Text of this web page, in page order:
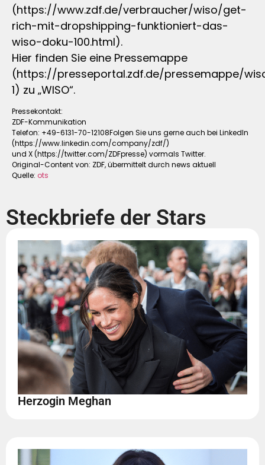
(https://www.zdf.de/verbraucher/wiso/get-
rich-mit-dropshipping-funktioniert-das-
wiso-doku-100.html).
Hier finden Sie eine Pressemappe
(https://presseportal.zdf.de/pressemappe/
1) zu „WISO“.
Pressekontakt:
ZDF-Kommunikation
Telefon: +49-6131-70-12108Folgen Sie uns gerne auch bei LinkedIn
(https://www.linkedin.com/company/zdf/)
und X (https://twitter.com/ZDFpresse) vormals Twitter.
Original-Content von: ZDF, übermittelt durch news aktuell
Quelle: ots
Steckbriefe der Stars
Herzogin Meghan